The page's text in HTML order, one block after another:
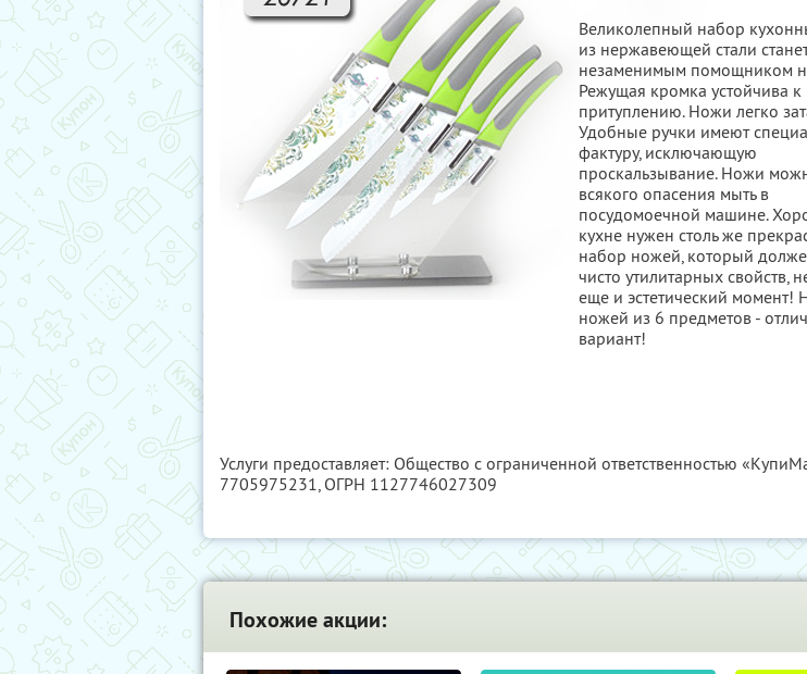
Великолепный набор
из нержавеющей стали
незаменимым помощником
Режущая кромка устойчива к
притуплению. Ножи легко
Удобные ручки имеют
фактуру, исключающую
проскальзывание. Ножи
всякого опасения мыть в
посудомоечной машине.
кухне нужен столь же
набор ножей, который
чисто утилитарных свойств,
еще и эстетический момент!
ножей из 6 предметов -
вариант!
Услуги предоставляет: Общество с ограниченной ответственностью
7705975231, ОГРН 1127746027309
Похожие акции: